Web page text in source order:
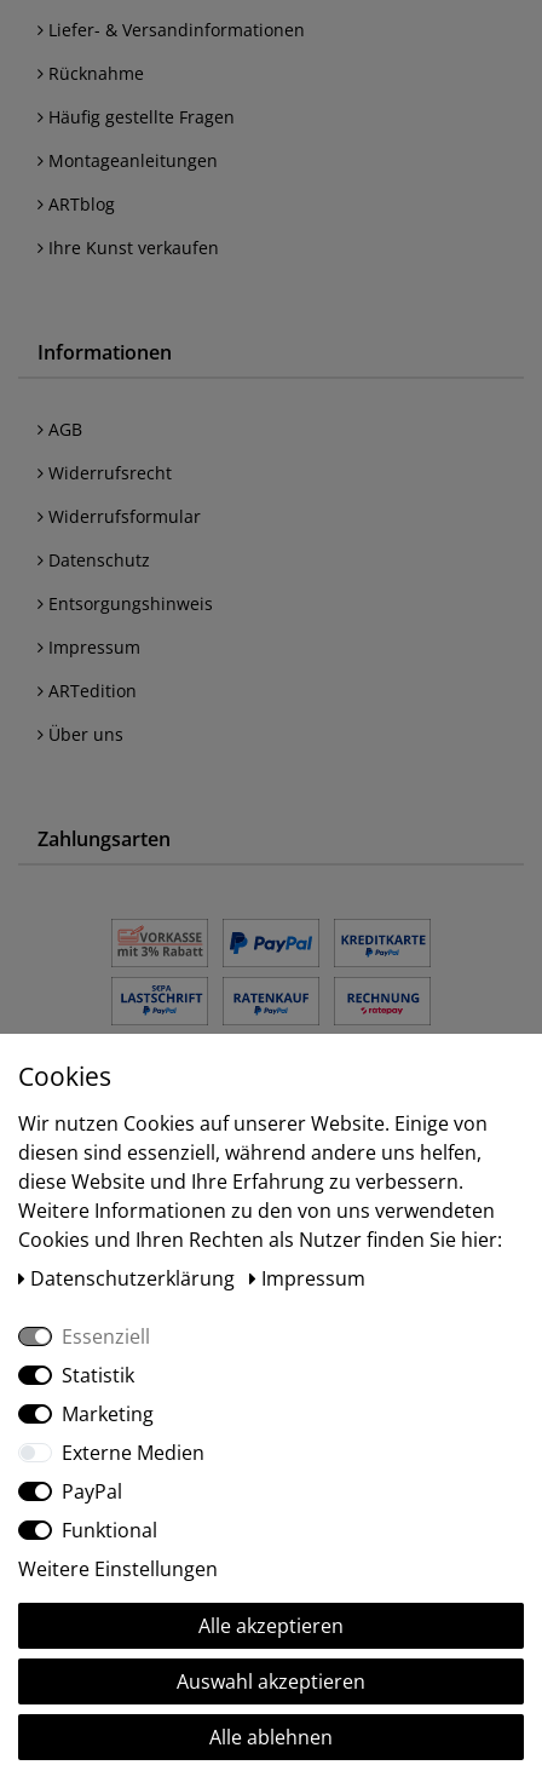
Liefer- & Versandinformationen
Rücknahme
Häufig gestellte Fragen
Montageanleitungen
ARTblog
Ihre Kunst verkaufen
Informationen
AGB
Widerrufsrecht
Widerrufsformular
Datenschutz
Entsorgungshinweis
Impressum
ARTedition
Über uns
Zahlungsarten
Versand
Social Media
Ⓒ2009-2026 ARTland GmbH • Alle Rechte vorbehalten.
Cookies
Wir nutzen Cookies auf unserer Website. Einige von
diesen sind essenziell, während andere uns helfen,
diese Website und Ihre Erfahrung zu verbessern.
Weitere Informationen zu den von uns verwendeten
Cookies und Ihren Rechten als Nutzer finden Sie hier:
Daten­schutz­erklärung
Impressum
Essenziell
Statistik
Marketing
Externe Medien
PayPal
Funktional
Weitere Einstellungen
Alle akzeptieren
Auswahl akzeptieren
Alle ablehnen